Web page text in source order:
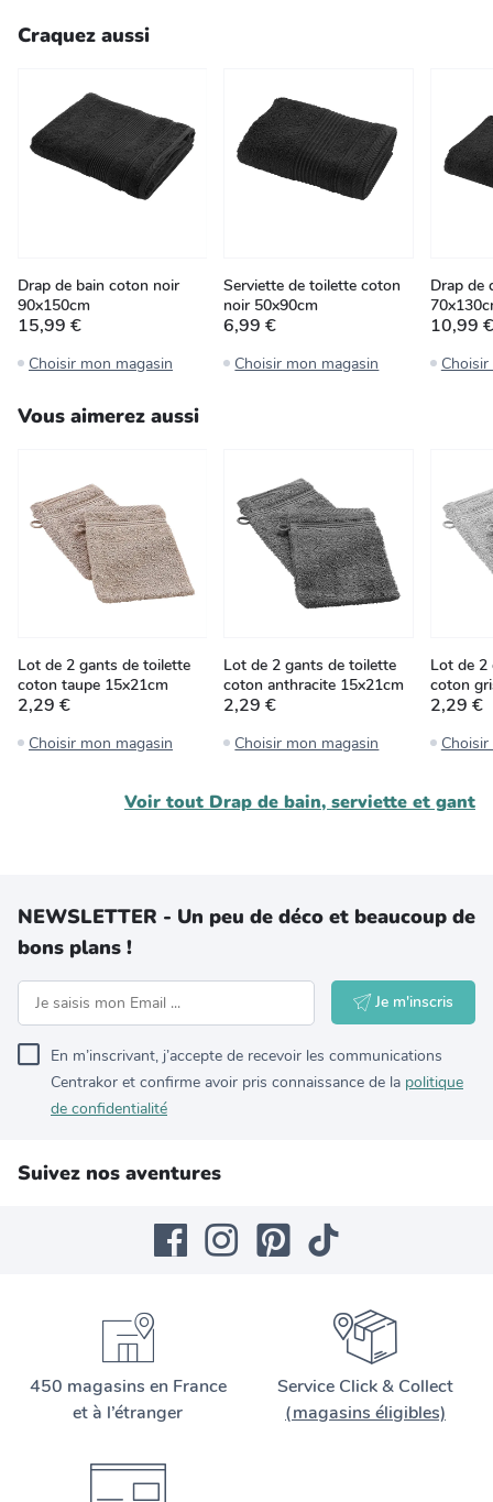
Craquez aussi
Drap de bain coton noir
90x150cm
15,99 €
Choisir mon magasin
Serviette de toilette coton
noir 50x90cm
6,99 €
Choisir mon magasin
Drap de
10,99 €
Vous aimerez aussi
Lot de 2 gants de toilette
coton taupe 15x21cm
2,29 €
Choisir mon magasin
Lot de 2 gants de toilette
coton anthracite 15x21cm
2,29 €
Choisir mon magasin
Lot de 2
coton
2,29 €
Voir tout Drap de bain, serviette et gant
NEWSLETTER - Un peu de déco et beaucoup de
bons plans !
Je m'inscris
En m’inscrivant, j’accepte de recevoir les communications
Centrakor et confirme avoir pris connaissance de la politique
de confidentialité
Suivez nos aventures
450 magasins en France
et à l’étranger
Service Click & Collect
(magasins éligibles)